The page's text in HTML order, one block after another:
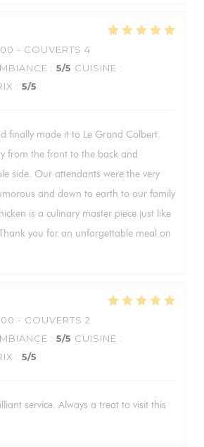
- COUVERTS 4
: 5/5 CUISINE :
: 5/5
finally made it to Le Grand Colbert.
from the front to the back and
side. Our attendants were the very
and down to earth to our family
is a culinary master piece just like
you for an unforgettable meal on
- COUVERTS 2
: 5/5 CUISINE :
: 5/5
service. Always a treat to visit this